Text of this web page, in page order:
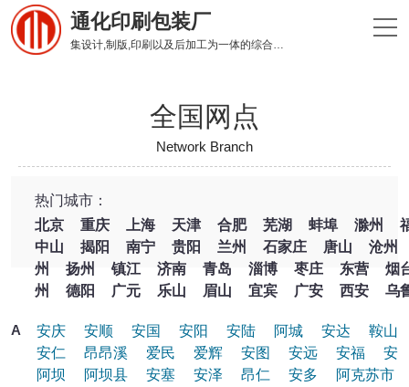
通化印刷包装厂
集设计,制版,印刷以及后加工为一体的综合性印刷企业
全国网点
Network Branch
热门城市：
北京
重庆 上海 天津 合肥 芜湖 蚌埠 滁州
中山
揭阳 南宁 贵阳 兰州 石家庄 唐山
沧州
州
扬州 镇江 济南 青岛 淄博 枣庄 东营
烟
州
德阳 广元 乐山 眉山 宜宾 广安 西安 乌
A 安庆 安顺 安国 安阳 安陆 阿城 安达
鞍山
安仁
昂昂溪 爱民 爱辉 安图 安远 安福
安
阿坝
阿坝县 安塞 安泽 昂仁 安多
阿克苏市